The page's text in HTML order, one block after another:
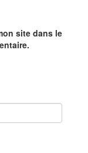
site dans le